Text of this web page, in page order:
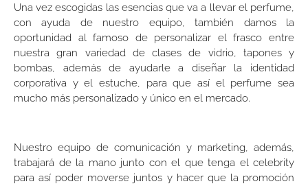
Una vez escogidas las esencias que va a llevar el perfume,
con ayuda de nuestro equipo, también damos la
oportunidad al famoso de personalizar el frasco entre
nuestra gran variedad de clases de vidrio, tapones y
bombas, además de ayudarle a diseñar la identidad
corporativa y el estuche, para que así el perfume sea
mucho más personalizado y único en el mercado.
Nuestro equipo de comunicación y marketing, además,
trabajará de la mano junto con el que tenga el celebrity
para así poder moverse juntos y hacer que la promoción